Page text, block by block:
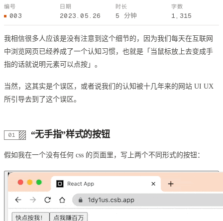
编号
003
日期
2023.05.26
时长
5 分钟
字数
1,315
我相信很多人应该是没有注意到这个细节的，因为我们每天在互联网
中浏览网页已经养成了一个认知习惯，也就是「当鼠标放上去变成手
指的话就说明元素可以点按」。
当然，这其实是个误区，或者说我们的认知被十几年来的网站 UI UX
所引导去到了这个误区。
“无手指”样式的按钮
假如我在一个没有任何 css 的页面里，写上两个不同形式的按钮：